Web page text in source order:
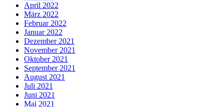
April 2022
März 2022
Februar 2022
Januar 2022
Dezember 2021
November 2021
Oktober 2021
September 2021
August 2021
Juli 2021
Juni 2021
Mai 2021